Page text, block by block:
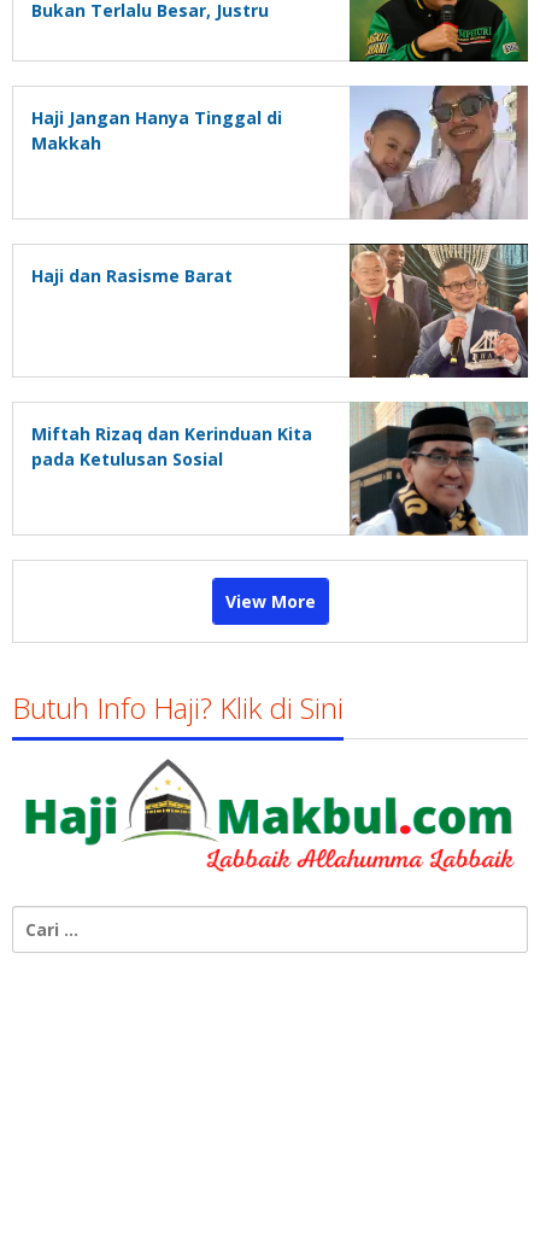
Bukan Terlalu Besar, Justru
Haji Jangan Hanya Tinggal di
Makkah
Haji dan Rasisme Barat
Miftah Rizaq dan Kerinduan Kita
pada Ketulusan Sosial
View More
Butuh Info Haji? Klik di Sini
untuk: